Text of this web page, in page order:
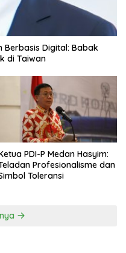
Digital: Babak
di Taiwan
PDI-P Medan Hasyim:
Profesionalisme dan
Toleransi